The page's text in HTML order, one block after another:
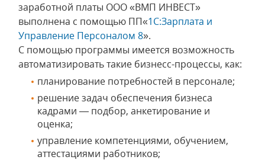
заработной платы ООО «ВМП ИНВЕСТ»
выполнена с помощью ПП«1С:Зарплата и
Управление Персоналом 8».
С помощью программы имеется возможность
автоматизировать такие бизнесс-процессы, как:
планирование потребностей в персонале;
решение задач обеспечения бизнеса
кадрами — подбор, анкетирование и
оценка;
управление компетенциями, обучением,
аттестациями работников;